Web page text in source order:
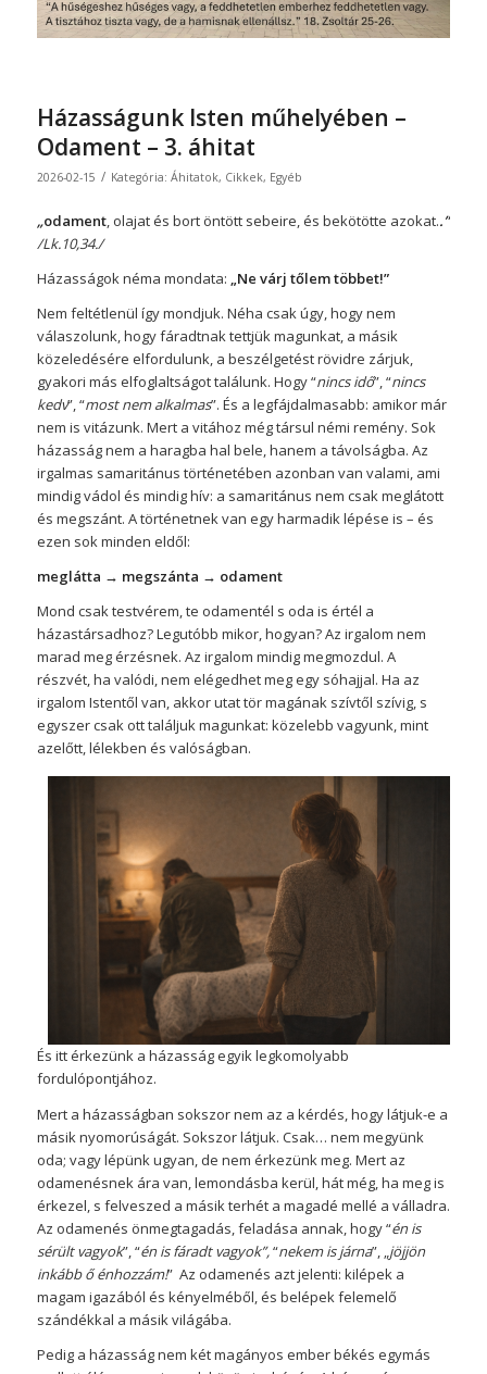
Házasságunk Isten műhelyében –
Odament – 3. áhitat
2026-02-15 / Kategória: Áhitatok, Cikkek, Egyéb
„odament, olajat és bort öntött sebeire, és bekötötte azokat..”
/Lk.10,34./
Házasságok néma mondata: „Ne várj tőlem többet!”
Nem feltétlenül így mondjuk. Néha csak úgy, hogy nem
válaszolunk, hogy fáradtnak tettjük magunkat, a másik
közeledésére elfordulunk, a beszélgetést rövidre zárjuk,
gyakori más elfoglaltságot találunk. Hogy “nincs idő”, “nincs
kedv”, “most nem alkalmas”. És a legfájdalmasabb: amikor már
nem is vitázunk. Mert a vitához még társul némi remény. Sok
házasság nem a haragba hal bele, hanem a távolságba. Az
irgalmas samaritánus történetében azonban van valami, ami
mindig vádol és mindig hív: a samaritánus nem csak meglátott
és megszánt. A történetnek van egy harmadik lépése is – és
ezen sok minden eldől:
meglátta → megszánta → odament
Mond csak testvérem, te odamentél s oda is értél a
házastársadhoz? Legutóbb mikor, hogyan? Az irgalom nem
marad meg érzésnek. Az irgalom mindig megmozdul. A
részvét, ha valódi, nem elégedhet meg egy sóhajjal. Ha az
irgalom Istentől van, akkor utat tör magának szívtől szívig, s
egyszer csak ott találjuk magunkat: közelebb vagyunk, mint
azelőtt, lélekben és valóságban.
És itt érkezünk a házasság egyik legkomolyabb
fordulópontjához.
Mert a házasságban sokszor nem az a kérdés, hogy látjuk-e a
másik nyomorúságát. Sokszor látjuk. Csak… nem megyünk
oda; vagy lépünk ugyan, de nem érkezünk meg. Mert az
odamenésnek ára van, lemondásba kerül, hát még, ha meg is
érkezel, s felveszed a másik terhét a magadé mellé a válladra.
Az odamenés önmegtagadás, feladása annak, hogy “én is
sérült vagyok”, “én is fáradt vagyok”,“nekem is járna”, „ jöjjön
inkább ő énhozzám!” Az odamenés azt jelenti: kilépek a
magam igazából és kényelméből, és belépek felemelő
szándékkal a másik világába.
Pedig a házasság nem két magányos ember békés egymás